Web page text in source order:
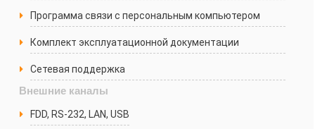
Программа связи с персональным компьютером
Комплект эксплуатационной документации
Сетевая поддержка
Внешние каналы
FDD, RS-232, LAN, USB